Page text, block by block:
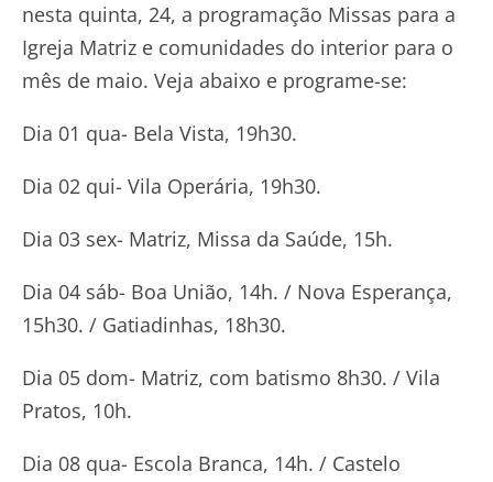
nesta quinta, 24, a programação Missas para a
Igreja Matriz e comunidades do interior para o
mês de maio. Veja abaixo e programe-se:
Dia 01 qua- Bela Vista, 19h30.
Dia 02 qui- Vila Operária, 19h30.
Dia 03 sex- Matriz, Missa da Saúde, 15h.
Dia 04 sáb- Boa União, 14h. / Nova Esperança,
15h30. / Gatiadinhas, 18h30.
Dia 05 dom- Matriz, com batismo 8h30. / Vila
Pratos, 10h.
Dia 08 qua- Escola Branca, 14h. / Castelo